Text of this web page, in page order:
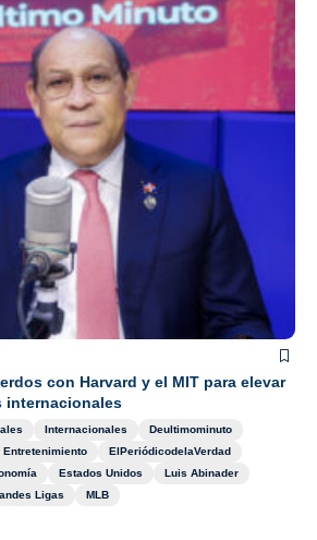
con Harvard y el MIT para elevar
internacionales
Internacionales
Deultimominuto
Entretenimiento
ElPeriódicodelaVerdad
Estados Unidos
Luis Abinader
Ligas MLB